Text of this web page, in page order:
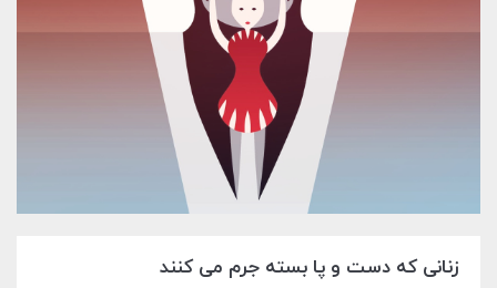
زنانی که دست و پا بسته جرم می کنند